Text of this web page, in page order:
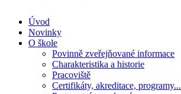
Úvod
Novinky
O škole
Povinně zveřejňované informace
Charakteristika a historie
Pracoviště
Certifikáty, akreditace, programy...